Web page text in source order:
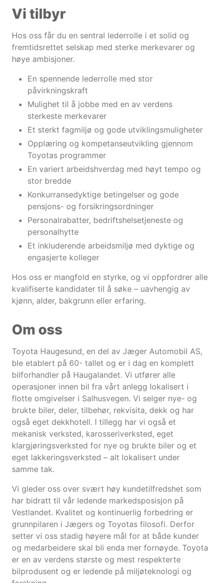
Vi tilbyr
Hos oss får du en sentral lederrolle i et solid og
fremtidsrettet selskap med sterke merkevarer og
høye ambisjoner.
En spennende lederrolle med stor
påvirkningskraft
Mulighet til å jobbe med en av verdens
sterkeste merkevarer
Et sterkt fagmiljø og gode utviklingsmuligheter
Opplæring og kompetanseutvikling gjennom
Toyotas programmer
En variert arbeidshverdag med høyt tempo og
stor bredde
Konkurransedyktige betingelser og gode
pensjons- og forsikringsordninger
Personalrabatter, bedriftshelsetjeneste og
personalhytte
Et inkluderende arbeidsmiljø med dyktige og
engasjerte kolleger
Hos oss er mangfold en styrke, og vi oppfordrer alle
kvalifiserte kandidater til å søke – uavhengig av
kjønn, alder, bakgrunn eller erfaring.
Om oss
Toyota Haugesund, en del av Jæger Automobil AS,
ble etablert på 60- tallet og er i dag en komplett
bilforhandler på Haugalandet. Vi utfører alle
operasjoner innen bil fra vårt anlegg lokalisert i
flotte omgivelser i Salhusvegen. Vi selger nye- og
brukte biler, deler, tilbehør, rekvisita, dekk og har
også eget dekkhotell. I tillegg har vi også et
mekanisk verksted, karosseriverksted, eget
klargjøringsverksted for nye og brukte biler og et
eget lakkeringsverksted – alt lokalisert under
samme tak.
Vi gleder oss over svært høy kundetilfredshet som
har bidratt til vår ledende markedsposisjon på
Vestlandet. Kvalitet og kontinuerlig forbedring er
grunnpilaren i Jægers og Toyotas filosofi. Derfor
setter vi oss stadig høyere mål for at både kunder
og medarbeidere skal bli enda mer fornøyde. Toyota
er en av verdens største og mest respekterte
bilprodusent og er ledende på miljøteknologi og